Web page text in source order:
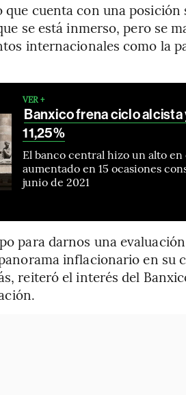
cuenta con una posición
se está inmerso, pero se
internacionales como la
VER +
Banxico frena ciclo alcista
11,25%
El banco central hizo un alto en
aumentado en 15 ocasiones
junio de 2021
para darnos una
inflacionario en su
reiteró el interés del